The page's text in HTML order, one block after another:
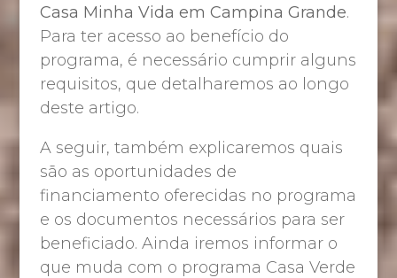
Casa Minha Vida em Campina Grande.
Para ter acesso ao benefício do
programa, é necessário cumprir alguns
requisitos, que detalharemos ao longo
deste artigo.
A seguir, também explicaremos quais
são as oportunidades de
financiamento oferecidas no programa
e os documentos necessários para ser
beneficiado. Ainda iremos informar o
que muda com o programa Casa Verde